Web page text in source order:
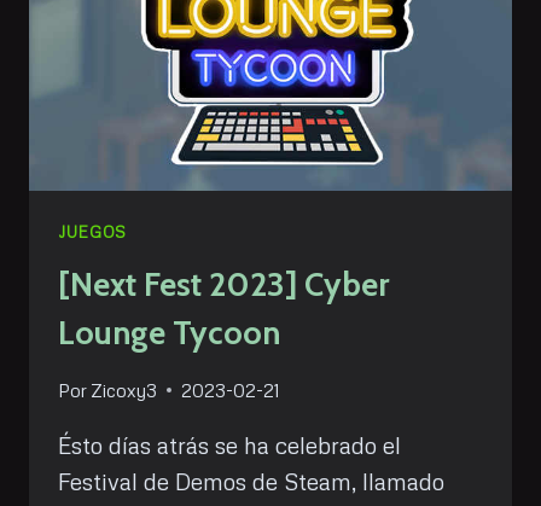
JUEGOS
[Next Fest 2023] Cyber
Lounge Tycoon
Por Zicoxy3 2023-02-21
Ésto días atrás se ha celebrado el
Festival de Demos de Steam, llamado